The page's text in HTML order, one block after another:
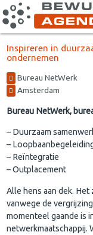
Inspireren in
ondernemen
Bureau NetWerk
Amsterdam
Bureau NetWerk,
– Duurzaam
–
– Reïntegratie
– Outplacement
Alle hens aan dek.
vanwege de
momenteel gaande is
netwerkmaatschappij.